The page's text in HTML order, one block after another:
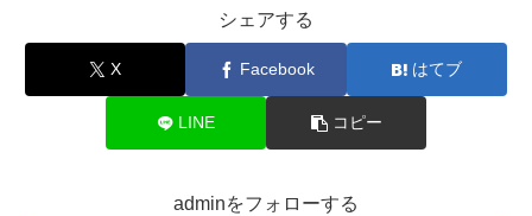
シェアする
X Facebook はてブ
LINE コピー
adminをフォローする